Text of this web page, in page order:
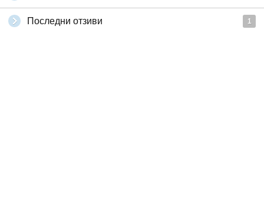
Последни отзиви 1